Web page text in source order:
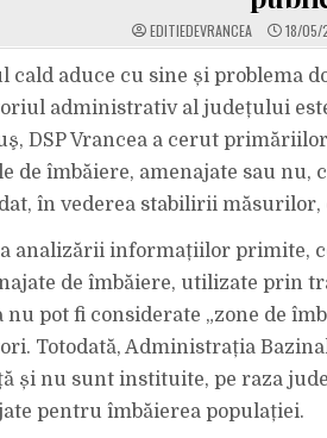
EDITIEDEVRANCEA 18/
cald aduce cu sine și problema
administrativ al județului
DSP Vrancea a cerut
de îmbăiere, amenajate sau
în vederea stabilirii
analizării informațiilor primite,
de îmbăiere, utilizate prin
nu pot fi considerate „zone de
Totodată, Administrația
și nu sunt instituite, pe raza
pentru îmbăierea populației.